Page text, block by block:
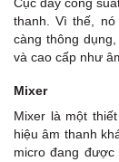
thanh. Vì thế,
càng thông
và cao cấp như
Mixer
Mixer là một
hiệu âm thanh
micro đang